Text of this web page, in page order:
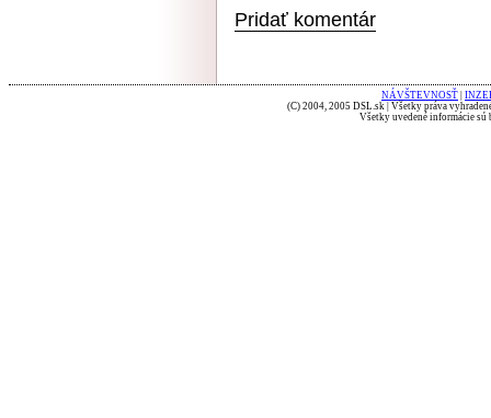
Pridať komentár
NÁVŠTEVNOSŤ
(C) 2004, 2005 DSL.sk | Všetky práva
Všetky uvedené informácie sú